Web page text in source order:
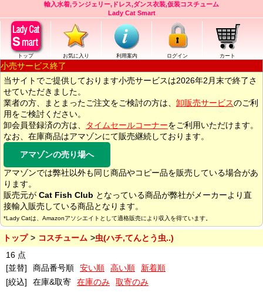
輸入水着,ランジェリー,ドレス,ダンス衣装,仮装コスチューム
Lady Cat Smart
トップ お気に入り 利用案内 ログイン カート
小売サービス終了
当サイトでご提供しております小売サービスは2026年2月末で終了さ
せていただきました。
業者の方、まとまったご注文をご検討の方は、 卸販売サービスのご利
用をご検討ください。
卸会員登録済の方は、
タイムセールコーナーをご利用いただけます。
なお、在庫商品はアマゾンにて販売継続しております。
アマゾンの売り場へ
アマゾンでは弊社以外も同じ商品やコピー品を販売している場合があ
ります。
販売元が Cat Fish Club となっている商品が弊社がメーカーより直
接輸入販売している商品となります。
*Lady Catは、Amazonアソシエイトとして適格販売により収入を得ています。
トップ コスチューム
虫(ハチ,てんとう虫..)
16 点
[並替]
商品番号順 安い順 高い順
新着順
[絞込]
在庫&取寄 在庫のみ 取寄のみ